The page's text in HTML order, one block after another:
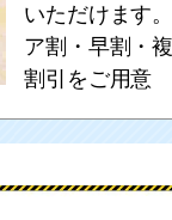
いただけます
ア割・早割・
割引をご用意